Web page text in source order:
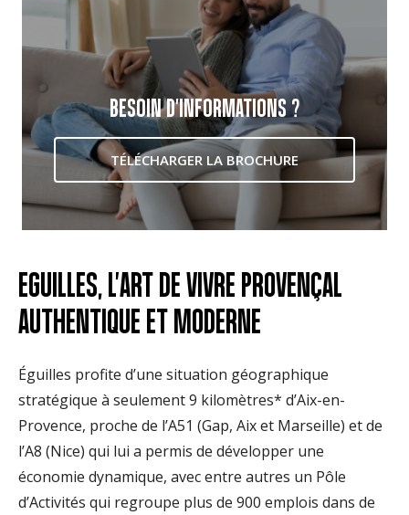
BESOIN D'INFORMATIONS ?
TÉLÉCHARGER LA BROCHURE
EGUILLES, L'ART DE VIVRE PROVENÇAL
AUTHENTIQUE ET MODERNE
Éguilles profite d’une situation géographique
stratégique à seulement 9 kilomètres* d’Aix-en-
Provence, proche de l’A51 (Gap, Aix et Marseille) et de
l’A8 (Nice) qui lui a permis de développer une
économie dynamique, avec entre autres un Pôle
d’Activités qui regroupe plus de 900 emplois dans de